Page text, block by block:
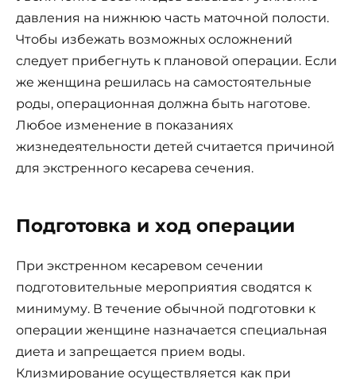
давления на нижнюю часть маточной полости.
Чтобы избежать возможных осложнений
следует прибегнуть к плановой операции. Если
же женщина решилась на самостоятельные
роды, операционная должна быть наготове.
Любое изменение в показаниях
жизнедеятельности детей считается причиной
для экстренного кесарева сечения.
Подготовка и ход операции
При экстренном кесаревом сечении
подготовительные мероприятия сводятся к
минимуму. В течение обычной подготовки к
операции женщине назначается специальная
диета и запрещается прием воды.
Клизмирование осуществляется как при